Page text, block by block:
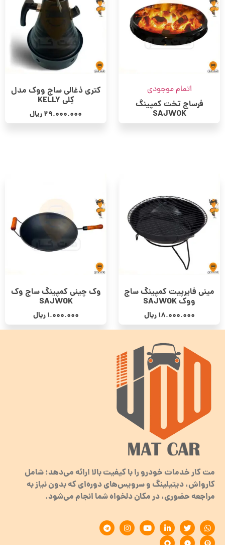
اتمام موجودی
فرساج تخت کمپینگ
SAJWOK
کتری ذغالی ساج ووک مدل
کِلی KELLY
29.000.000ریال
مینی فایرپیت کمپینگ ساج
ووک SAJWOK
18.000.000 ریال
وک چینی کمپینگ ساج وک
SAJWOK
1.000.000 ریال
مت کار خدمات خودرو را با کیفیت بالا ارائه می‌دهد؛ شامل
کارواش، دیتیلینگ و سرویس‌های دوره‌ای که بدون نیاز به
مراجعه حضوری، در مکان دلخواه شما انجام می‌شود.